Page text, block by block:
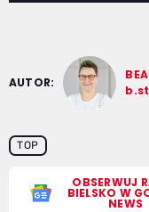
AUTOR:
TOP
OBSERWUJ
BIELSKO W
NEWS